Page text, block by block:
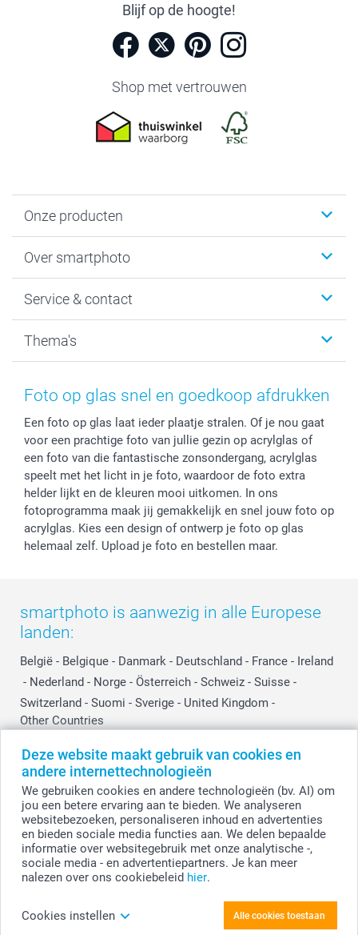
Deze website maakt gebruik van cookies en
andere internettechnologieën
We gebruiken cookies en andere technologieën (bv. AI) om
jou een betere ervaring aan te bieden. We analyseren
websitebezoeken, personaliseren inhoud en advertenties
en bieden sociale media functies aan. We delen bepaalde
informatie over websitegebruik met onze analytische -,
sociale media - en advertentiepartners. Je kan meer
nalezen over ons cookiebeleid hier.
Cookies instellen Alle cookies toestaan
Personaliseer je Foto op acrylglas 40 x 60 cm
Blijf op de hoogte!
Shop met vertrouwen
Onze producten
Fotoboeken
Fotocadeaus
Kaarten
Over smartphoto
Vacatures
Bestelproces
Herroepingsrecht
Cookiebeleid
Reviews
Prijslijst
Investor Relations
Service & contact
Tevredenheidsgarantie
Mijn orderstatus
smartbonus
smartfriends
service@smartphoto.nl
Affiliate partnerprogramma
Partnerships
Influencer partnerprogramma
Thema's
Baby
Moederdag
Vaderdag
Huwelijk
Foto op glas snel en goedkoop afdrukken
Een foto op glas laat ieder plaatje stralen. Of je nou gaat
voor een prachtige foto van jullie gezin op acrylglas of
een foto van die fantastische zonsondergang, acrylglas
speelt met het licht in je foto, waardoor de foto extra
helder lijkt en de kleuren mooi uitkomen. In ons
fotoprogramma maak jij gemakkelijk en snel jouw foto op
acrylglas. Kies een design of ontwerp je foto op glas
helemaal zelf. Upload je foto en bestellen maar.
smartphoto is aanwezig in alle Europese
landen:
België - Belgique - Danmark - Deutschland - France - Ireland
- Nederland - Norge - Österreich - Schweiz - Suisse -
Switzerland - Suomi - Sverige - United Kingdom -
Other Countries
© smartphoto group. Alle rechten voorbehouden.Disclaimer
Alle prijzen zijn in EURO (€) inclusief BTW en exclusief verzendkosten.